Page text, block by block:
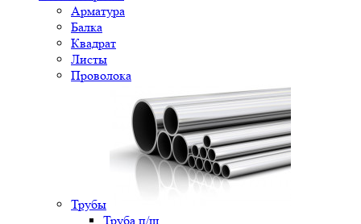
Арматура
Балка
Квадрат
Листы
Проволока
Трубы
Труба п/ш